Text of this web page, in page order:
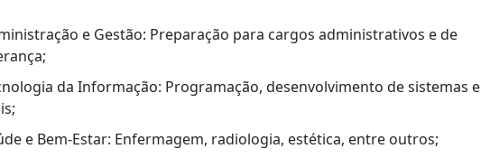
e Gestão: Preparação para cargos administrativos e de
da Informação: Programação, desenvolvimento de sistemas e
e Bem-Estar: Enfermagem, radiologia, estética, entre outros;